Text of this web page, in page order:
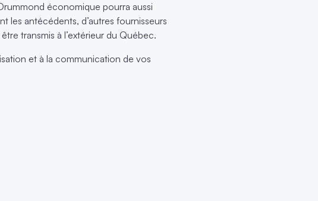
économique pourra aussi
les antécédents, d’autres fournisseurs
transmis à l’extérieur du Québec.
et à la communication de vos